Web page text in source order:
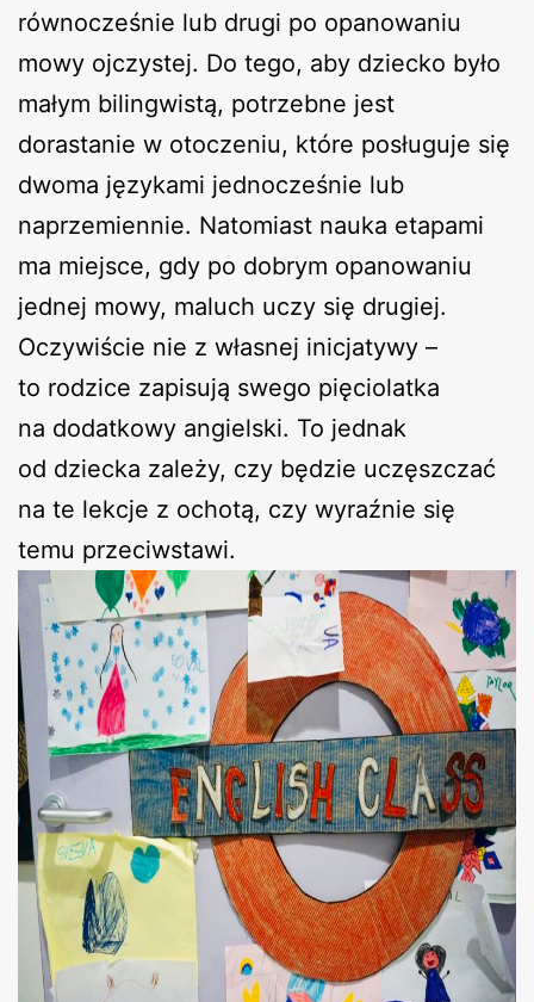
równocześnie lub drugi po opanowaniu
mowy ojczystej. Do tego, aby dziecko było
małym bilingwistą, potrzebne jest
dorastanie w otoczeniu, które posługuje się
dwoma językami jednocześnie lub
naprzemiennie. Natomiast nauka etapami
ma miejsce, gdy po dobrym opanowaniu
jednej mowy, maluch uczy się drugiej.
Oczywiście nie z własnej inicjatywy –
to rodzice zapisują swego pięciolatka
na dodatkowy angielski. To jednak
od dziecka zależy, czy będzie uczęszczać
na te lekcje z ochotą, czy wyraźnie się
temu przeciwstawi.